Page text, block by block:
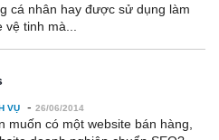
cá nhân hay được sử dụng làm
vệ tinh mà...
VỤ - 26/06/2014
muốn có một website bán hàng,